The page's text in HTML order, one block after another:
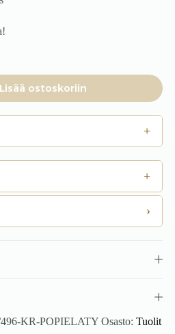
Lisää ostoskoriin
+
+
›
KR-POPIELATY Osasto: Tuolit